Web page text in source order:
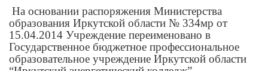
На основании распоряжения Министерства
образования Иркутской области № 334мр от
15.04.2014 Учреждение переименовано в
Государственное бюджетное профессиональное
образовательное учреждение Иркутской области